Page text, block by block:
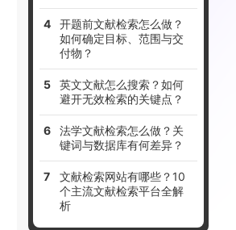
开题前文献检索怎么做？
如何确定目标、范围与交
付物？
英文文献怎么搜索？如何
避开无效检索的关键点？
法学文献检索怎么做？关
键词与数据库有何差异？
文献检索网站有哪些？10
个主流文献检索平台全解
析